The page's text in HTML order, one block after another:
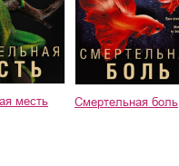
месть Смертельная боль